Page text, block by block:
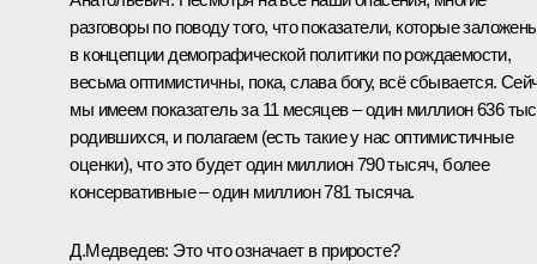
разговоры по поводу того, что показатели, которые
в концепции демографической политики по рождаемости,
весьма оптимистичны, пока, слава богу, всё сбывается.
мы имеем показатель за 11 месяцев – один миллион 636
родившихся, и полагаем (есть такие у нас оптимистичные
оценки), что это будет один миллион 790 тысяч, более
консервативные – один миллион 781 тысяча.
Д.Медведев: Это что означает в приросте?